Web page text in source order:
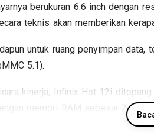
berukuran 6.6 inch dengan
teknis akan memberikan
untuk ruang penyimpan
5.1).
kinerja, Infinix Hot 12i
memori RAM sebesar 2/3/4
kamera belakang Triple lens